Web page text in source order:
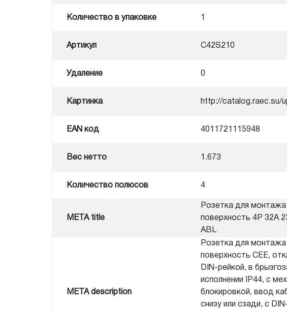
Количество в упаковке 1
Артикул C42S210
Удаление 0
Картинка http://catalog.raec.su/
EAN код 4011721115948
Вес нетто 1.673
Количество полюсов 4
META title
Розетка для монтажа
поверхность 4P 32A
ABL
META description
Розетка для монтажа
поверхность CEE,
DIN-рейкой, в
исполнении IP44, с
блокировкой, ввод
снизу или сзади, с